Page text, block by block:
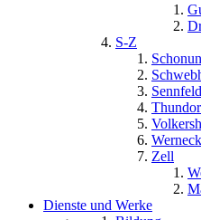
S-Z
Sennfeld
Werneck
Zell
Dienste und Werke